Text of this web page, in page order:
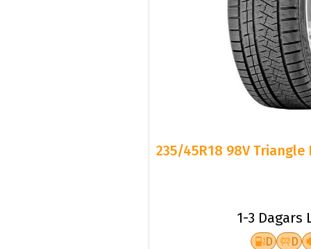
235/45R18 98V Triangle
1-3 Dagars
D D